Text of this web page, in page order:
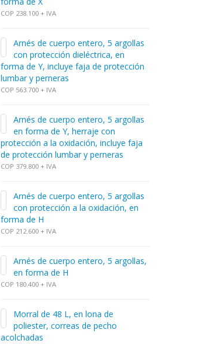
COP 238.100 + IVA
Arnés de cuerpo entero, 5 argollas
con protección dieléctrica, en
forma de Y, incluye faja de protección
lumbar y perneras
COP 563.700 + IVA
Arnés de cuerpo entero, 5 argollas
en forma de Y, herraje con
protección a la oxidación, incluye faja
de protección lumbar y perneras
COP 379.800 + IVA
Arnés de cuerpo entero, 5 argollas
con protección a la oxidación, en
forma de H
COP 212.600 + IVA
Arnés de cuerpo entero, 5 argollas,
en forma de H
COP 180.400 + IVA
Morral de 48 L, en lona de
poliester, correas de pecho
acolchadas